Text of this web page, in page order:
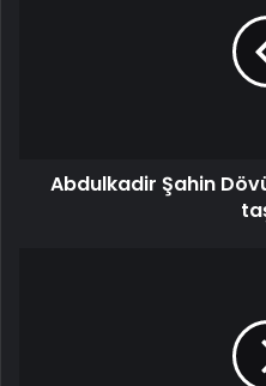
Abdulkadir Şahin